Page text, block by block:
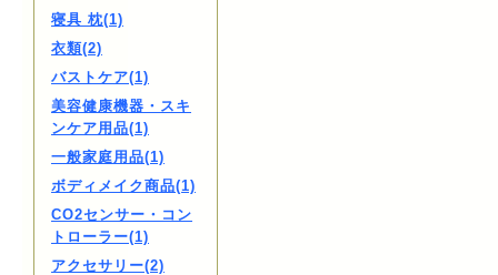
寝具 枕(1)
衣類(2)
バストケア(1)
美容健康機器・スキ
ンケア用品(1)
一般家庭用品(1)
ボディメイク商品(1)
CO2センサー・コン
トローラー(1)
アクセサリー(2)